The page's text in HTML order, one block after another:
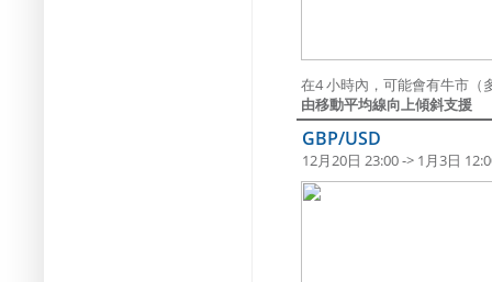
在4 小時內，可能會有牛市（
由移動平均線向上傾斜支援
GBP/USD
12月20日 23:00 -> 1月3日